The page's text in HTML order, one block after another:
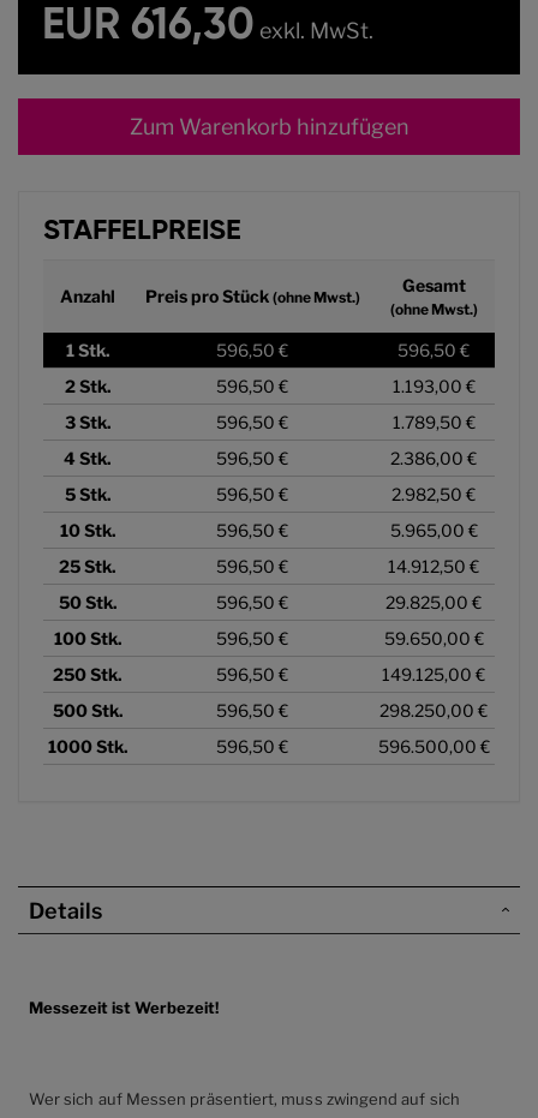
EUR 616,30 exkl. MwSt.
Zum Warenkorb hinzufügen
STAFFELPREISE
Anzahl Preis pro Stück (ohne Mwst.)
Gesamt
(ohne Mwst.)
1Stk. 596,50 €
596,50 €
2Stk. 596,50 €
1.193,00 €
3Stk. 596,50 €
1.789,50 €
4 Stk. 596,50 €
2.386,00 €
5Stk. 596,50 €
2.982,50 €
10Stk. 596,50 €
5.965,00 €
25Stk. 596,50 €
14.912,50 €
50Stk. 596,50 €
29.825,00 €
100Stk. 596,50 €
59.650,00 €
250Stk. 596,50 €
149.125,00 €
500Stk. 596,50 €
298.250,00 €
1000Stk. 596,50 € 596.500,00 €
Details
Messezeit ist Werbezeit!
Wer sich auf Messen präsentiert, muss zwingend auf sich